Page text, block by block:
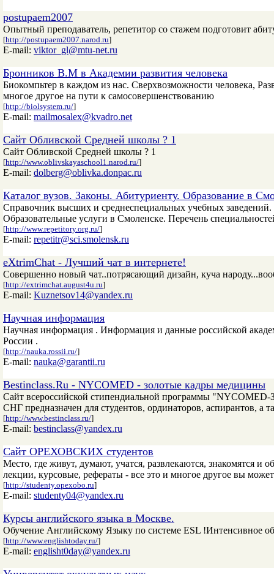
postupaem2007
Опытный преподаватель, репетитор со стажем подготовит
[http://postupaem2007.narod.ru]
E-mail: viktor_gl@mtu-net.ru
Бронников В.М в Академии развития человека
Биокомпьтер в каждом из нас. Сверхвозможности человека,
многое другое на пути к самосовершенствованию
[http://biolsystem.ru/]
E-mail: mailmosalex@kvadro.net
Сайт Обливской Средней школы ? 1
Сайт Обливской Средней школы ? 1
[http://www.oblivskayaschool1.narod.ru/]
E-mail: dolberg@oblivka.donpac.ru
Каталог вузов. Законы. Абитуриенту. Образование в
Справочник высших и среднеспециальных учебных
Образовательные услуги в Смоленске. Перечень
[http://www.repetitory.org.ru/]
E-mail: repetitr@sci.smolensk.ru
eXtrimChat - Лучший чат в интернете!
Совершенно новый чат..потрясающий дизайн, куча
[http://extrimchat.august4u.ru]
E-mail: Kuznetsov14@yandex.ru
Научная информация
Научная информация . Информация и данные российской
России .
[http://nauka.rossii.ru/]
E-mail: nauka@garantii.ru
Bestinclass.Ru - NYCOMED - золотые кадры медицины
Сайт всероссийской стипендиальной программы
СНГ предназначен для студентов, ординаторов, аспирантов, а
[http://www.bestinclass.ru/]
E-mail: bestinclass@yandex.ru
Сайт ОРЕХОВСКИХ студентов
Место, где живут, думают, учатся, развлекаются, знакомятся
лекции, курсовые, рефераты - все это и многое другое вы
[http://studenty.opexobo.ru]
E-mail: studenty04@yandex.ru
Курсы английского языка в Москве.
Обучение Английскому Языку по системе ESL !Интенсивное
[http://www.englishtoday.ru/]
E-mail: englisht0day@yandex.ru